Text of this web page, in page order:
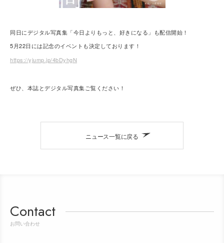
同日にデジタル写真集「今日よりもっと、好きになる」も配信開始！
5月22日には記念のイベントも決定しております！
https://yjump.jp/4bDyhgN
ぜひ、本誌とデジタル写真集ご覧ください！
ニュース一覧に戻る
Contact
お問い合わせ